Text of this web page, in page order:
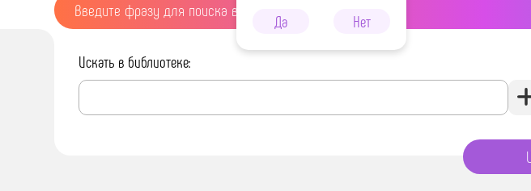
Да
Нет
Искать в библиотеке: